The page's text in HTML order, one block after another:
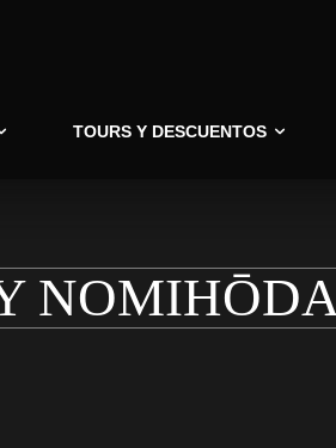
TOURS Y DESCUENTOS